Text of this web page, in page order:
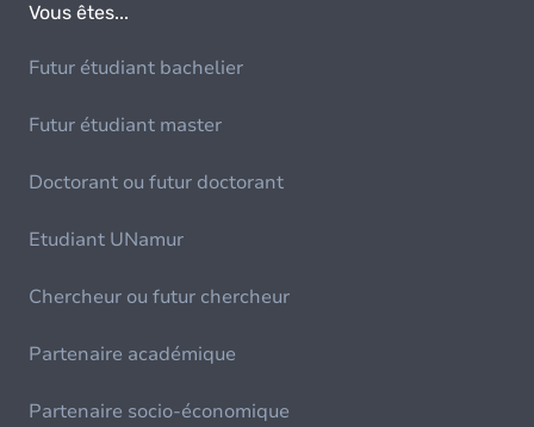
Vous êtes...
Futur étudiant bachelier
Futur étudiant master
Doctorant ou futur doctorant
Etudiant UNamur
Chercheur ou futur chercheur
Partenaire académique
Partenaire socio-économique